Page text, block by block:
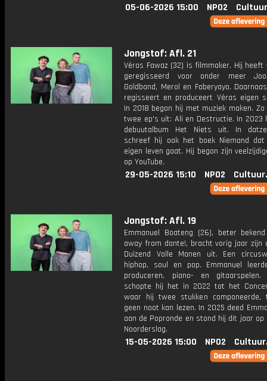
05-06-2026 15:00 NPO2
Jongstof: Afl. 21
Véras Fawaz (32) is filmmaker. Hij heeft
geregisseerd voor onder meer
Goldband, Merol en Faberyayo.
regisseert en produceert Véras eigen
In 2018 begon hij met muziek maken.
twee ep's uit: Ali en Destructie. In 2023
debuutalbum Het Niets uit. In
schreef hij ook het boek Niemand
eigen leven gaat. Hij begon zijn
op YouTube.
29-05-2026 15:10 NPO2
Jongstof: Afl. 19
Emmanuel Boateng (26), beter
away from dante!, bracht vorig jaar zijn
Duizend Volle Manen uit. Een
hiphop, soul en pop. Emmanuel
produceren, piano- en gitaarspelen.
schopte hij het in 2022 tot het
waar hij twee stukken componeerde,
geen noot kan lezen. In 2025 deed
aan de Popronde en stond hij dit jaar op
Noorderslag.
15-05-2026 15:00 NPO2